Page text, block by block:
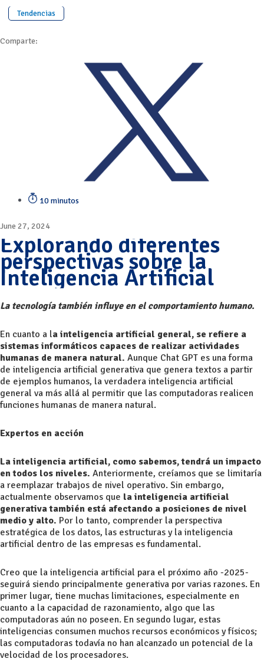
Tendencias
Comparte:
10 minutos
June 27, 2024
Explorando diferentes
perspectivas sobre la
Inteligencia Artificial
La tecnología también influye en el comportamiento humano.
En cuanto a la inteligencia artificial general, se refiere a
sistemas informáticos capaces de realizar actividades
humanas de manera natural. Aunque Chat GPT es una forma
de inteligencia artificial generativa que genera textos a partir
de ejemplos humanos, la verdadera inteligencia artificial
general va más allá al permitir que las computadoras realicen
funciones humanas de manera natural.
Expertos en acción
La inteligencia artificial, como sabemos, tendrá un impacto
en todos los niveles. Anteriormente, creíamos que se limitaría
a reemplazar trabajos de nivel operativo. Sin embargo,
actualmente observamos que la inteligencia artificial
generativa también está afectando a posiciones de nivel
medio y alto. Por lo tanto, comprender la perspectiva
estratégica de los datos, las estructuras y la inteligencia
artificial dentro de las empresas es fundamental.
Creo que la inteligencia artificial para el próximo año -2025-
seguirá siendo principalmente generativa por varias razones. En
primer lugar, tiene muchas limitaciones, especialmente en
cuanto a la capacidad de razonamiento, algo que las
computadoras aún no poseen. En segundo lugar, estas
inteligencias consumen muchos recursos económicos y físicos;
las computadoras todavía no han alcanzado un potencial de la
velocidad de los procesadores.